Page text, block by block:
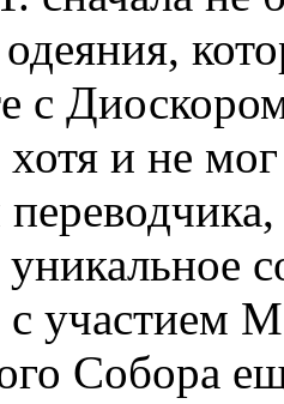
с
и не мог
участием
Cобора